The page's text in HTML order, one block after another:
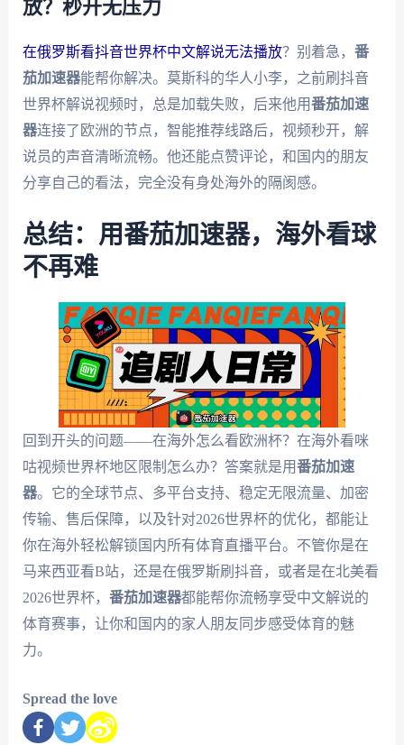
放？秒开无压力
在俄罗斯看抖音世界杯中文解说无法播放？别着急， 番
茄加速器能帮你解决。莫斯科的华人小李，之前刷抖音
世界杯解说视频时，总是加载失败，后来他用番茄加速
器连接了欧洲的节点，智能推荐线路后，视频秒开，解
说员的声音清晰流畅。他还能点赞评论，和国内的朋友
分享自己的看法，完全没有身处海外的隔阂感。
总结：用番茄加速器，海外看球
不再难
回到开头的问题——在海外怎么看欧洲杯？在海外看咪
咕视频世界杯地区限制怎么办？答案就是用番茄加速
器。它的全球节点、多平台支持、稳定无限流量、加密
传输、售后保障，以及针对2026世界杯的优化，都能让
你在海外轻松解锁国内所有体育直播平台。不管你是在
马来西亚看B站，还是在俄罗斯刷抖音，或者是在北美看
2026世界杯， 番茄加速器都能帮你流畅享受中文解说的
体育赛事，让你和国内的家人朋友同步感受体育的魅
力。
Spread the love